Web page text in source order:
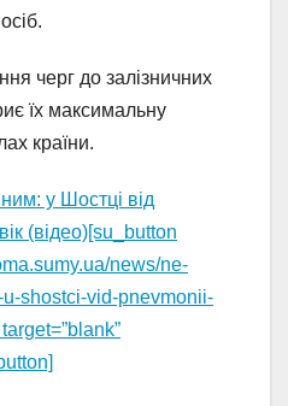
черг до залізничних
їх максимальну
країни.
у Шостці від
(відео)[su_button
news/ne-
shostci-vid-pnevmonii-